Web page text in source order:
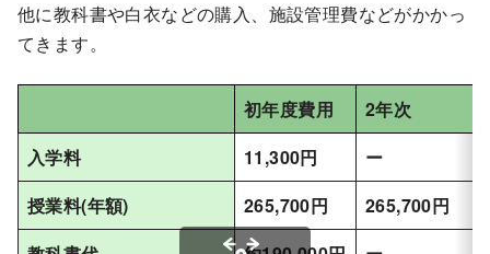
他に教科書や白衣などの購入、施設管理費などがかかっ
てきます。
初年度費用 2年次
入学料
11,300円 ー
授業料(年額)
265,700円 265,700円